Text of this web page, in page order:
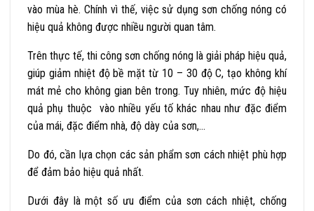
vào mùa hè. Chính vì thế, việc sử dụng sơn chống nóng có
hiệu quả không được nhiều người quan tâm.
Trên thực tế, thi công sơn chống nóng là giải pháp hiệu quả,
giúp giảm nhiệt độ bề mặt từ 10 – 30 độ C, tạo không khí
mát mẻ cho không gian bên trong. Tuy nhiên, mức độ hiệu
quả phụ thuộc vào nhiều yếu tố khác nhau như đặc điểm
của mái, đặc điểm nhà, độ dày của sơn,…
Do đó, cần lựa chọn các sản phẩm sơn cách nhiệt phù hợp
để đảm bảo hiệu quả nhất.
Dưới đây là một số ưu điểm của sơn cách nhiệt, chống